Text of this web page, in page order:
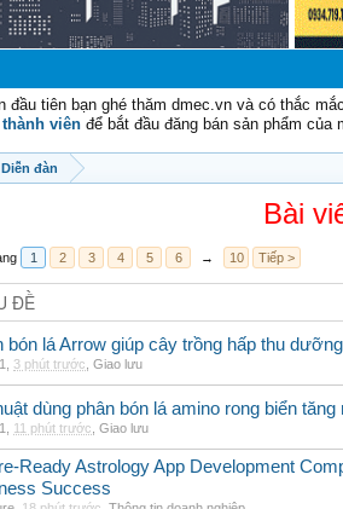
đầu tiên bạn ghé thăm dmec.vn và có thắc
viên để bắt đầu đăng bán sản phẩm của
Diễn đàn
Bài
1 2 3 4 5 6 → 10 Tiếp >
ĐỀ
bón lá Arrow giúp cây trồng hấp thu
3 phút trước Giao lưu
dùng phân bón lá amino rong biển tăng
11 phút trước Giao lưu
Ready Astrology App Development
Success